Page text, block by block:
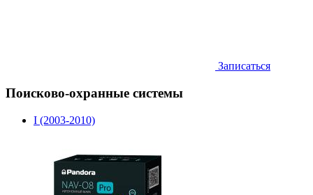
Записаться
Поисково-охранные системы
I (2003-2010)